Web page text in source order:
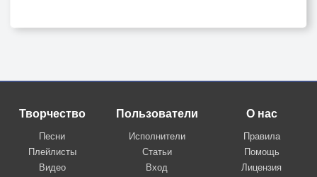
Творчество
Песни
Плейлисты
Видео
Пользователи
Исполнители
Статьи
Вход
О нас
Правила
Помощь
Лицензия